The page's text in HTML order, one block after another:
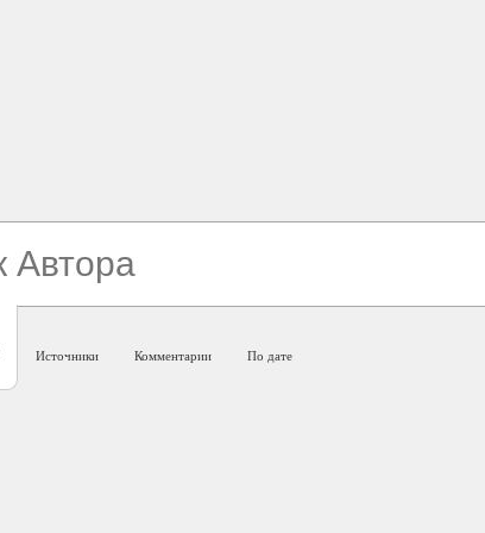
Источники Комментарии По дате